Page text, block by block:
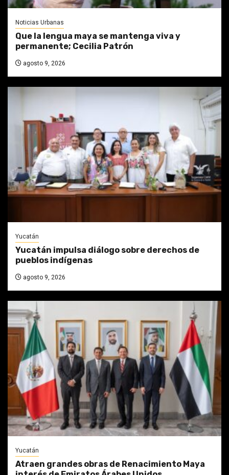
Noticias Urbanas
Que la lengua maya se mantenga viva y
permanente; Cecilia Patrón
agosto 9, 2026
Yucatán
Yucatán impulsa diálogo sobre derechos de
pueblos indígenas
agosto 9, 2026
Yucatán
Atraen grandes obras de Renacimiento Maya